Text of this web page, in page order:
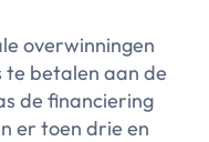
overwinningen
te betalen aan de
de financiering
er toen drie en